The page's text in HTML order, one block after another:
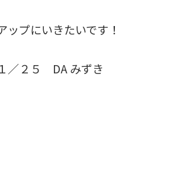
ップにいきたいです！
／２５ DA みずき